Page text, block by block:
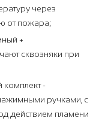
через
от пожара;
+
сквозняки при
комплект -
ручками, с
действием пламени